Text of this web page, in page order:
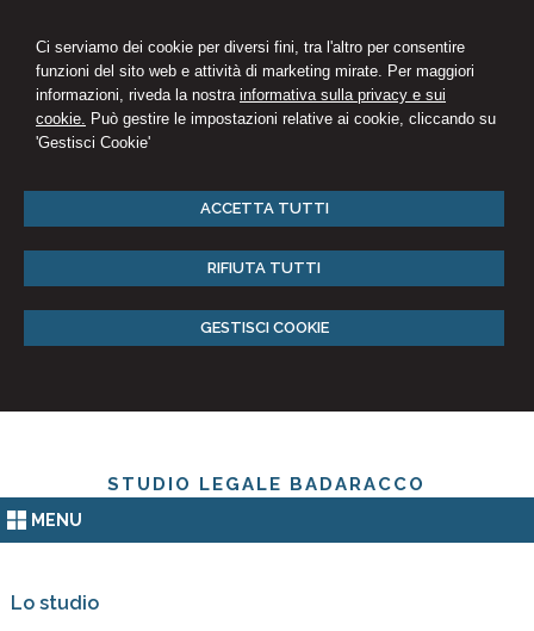
Ci serviamo dei cookie per diversi fini, tra l'altro per consentire
funzioni del sito web e attività di marketing mirate. Per maggiori
informazioni, riveda la nostra informativa sulla privacy e sui
cookie. Può gestire le impostazioni relative ai cookie, cliccando su
'Gestisci Cookie'
ACCETTA TUTTI
RIFIUTA TUTTI
GESTISCI COOKIE
STUDIO LEGALE BADARACCO
MENU
Lo studio